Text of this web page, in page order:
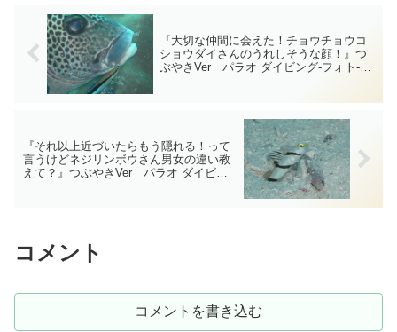
『大切な仲間に会えた！チョウチョウコ
ショウダイさんのうれしそうな顔！』つ
ぶやきVer パラオ ダイビング‐フォト‐
『それ以上近づいたらもう隠れる！って
言うけどネジリンボウさん男女の違い教
えて？』つぶやきVer パラオ ダイビン
コメント
コメントを書き込む